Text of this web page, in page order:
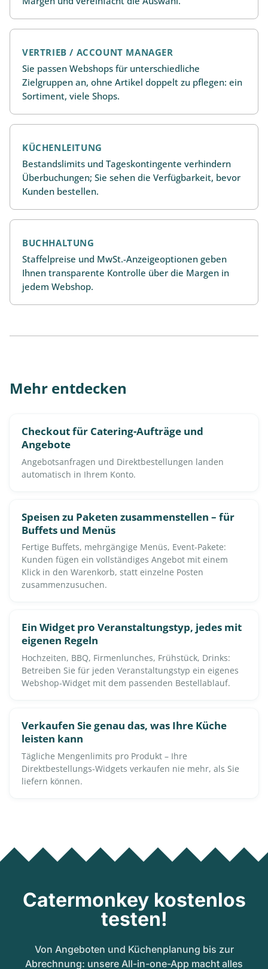
VERTRIEB / ACCOUNT MANAGER
Sie passen Webshops für unterschiedliche
Zielgruppen an, ohne Artikel doppelt zu pflegen: ein
Sortiment, viele Shops.
KÜCHENLEITUNG
Bestandslimits und Tageskontingente verhindern
Überbuchungen; Sie sehen die Verfügbarkeit, bevor
Kunden bestellen.
BUCHHALTUNG
Staffelpreise und MwSt.-Anzeigeoptionen geben
Ihnen transparente Kontrolle über die Margen in
jedem Webshop.
Mehr entdecken
Checkout für Catering-Aufträge und
Angebote
Angebotsanfragen und Direktbestellungen landen
automatisch in Ihrem Konto.
Speisen zu Paketen zusammenstellen – für
Buffets und Menüs
Fertige Buffets, mehrgängige Menüs, Event-Pakete:
Kunden fügen ein vollständiges Angebot mit einem
Klick in den Warenkorb, statt einzelne Posten
zusammenzusuchen.
Ein Widget pro Veranstaltungstyp, jedes mit
eigenen Regeln
Hochzeiten, BBQ, Firmenlunches, Frühstück, Drinks:
Betreiben Sie für jeden Veranstaltungstyp ein eigenes
Webshop-Widget mit dem passenden Bestellablauf.
Verkaufen Sie genau das, was Ihre Küche
leisten kann
Tägliche Mengenlimits pro Produkt – Ihre
Direktbestellungs-Widgets verkaufen nie mehr, als Sie
liefern können.
Catermonkey kostenlos
testen!
Von Angeboten und Küchenplanung bis zur
Abrechnung: unsere All-in-one-App macht alles